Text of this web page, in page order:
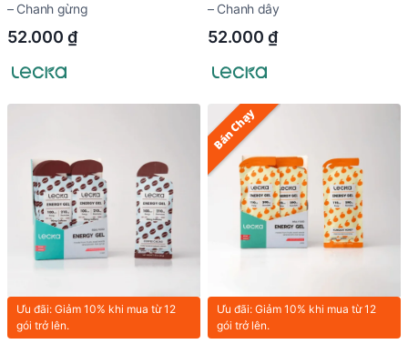
– Chanh gừng
52.000 ₫
– Chanh dây
52.000 ₫
Ưu đãi: Giảm 10% khi mua từ 12
gói trở lên.
Bán Chạy
Ưu đãi: Giảm 10% khi mua từ 12
gói trở lên.